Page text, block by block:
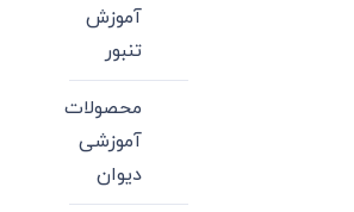
آموزش
تنبور
محصولات
آموزشی
دیوان